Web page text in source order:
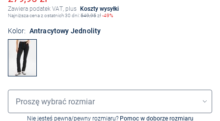
Zawiera podatek VAT, plus Koszty wysyłki
Najniższa cena z ostatnich 30 dni:549,95zł-49%
Kolor: Antracytowy Jednolity
Wybór rozmiaru
Proszę wybrać rozmiar
Nie jesteś pewna/pewny rozmiaru? Pomoc w doborze rozmiaru